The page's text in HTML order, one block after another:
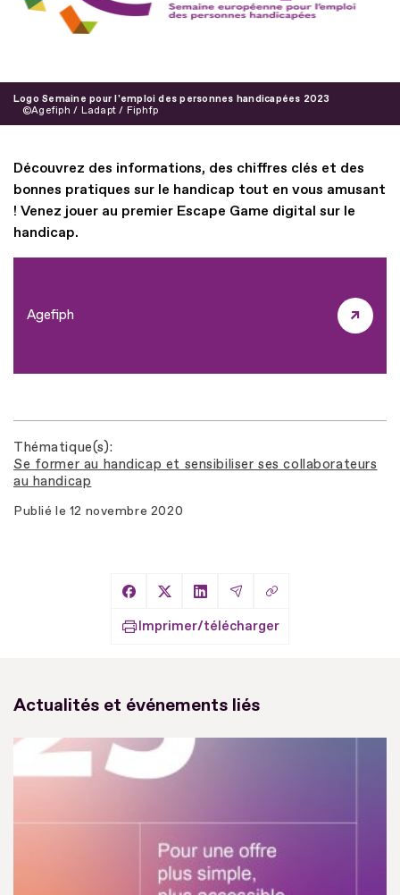
Logo Semaine pour l'emploi des personnes handicapées 2023
Agefiph / Ladapt / Fiphfp
Découvrez des informations, des chiffres clés et des
bonnes pratiques sur le handicap tout en vous amusant
! Venez jouer au premier Escape Game digital sur le
handicap.
Agefiph
Thématique(s)
Se former au handicap et sensibiliser ses collaborateurs
au handicap
Publié le 12 novembre 2020
Partager sur Facebook
Partager sur X
Partager sur LinkedIn
Partager par Email
Copier le lien
Imprimer/télécharger
Actualités et événements liés